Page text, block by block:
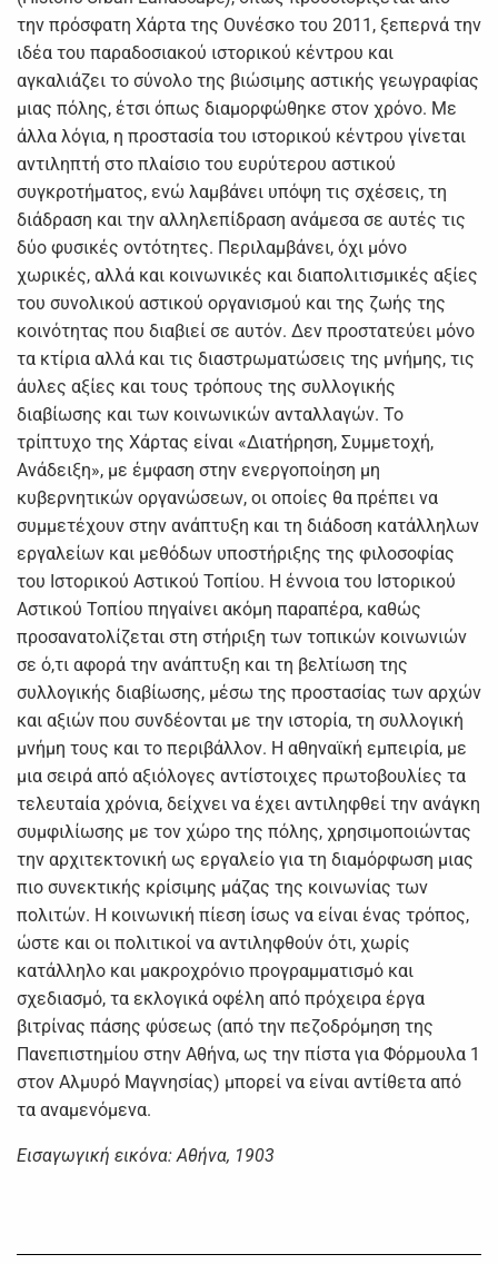
την πρόσφατη Χάρτα της Ουνέσκο του 2011, ξεπερνά την
ιδέα του παραδοσιακού ιστορικού κέντρου και
αγκαλιάζει το σύνολο της βιώσιμης αστικής γεωγραφίας
μιας πόλης, έτσι όπως διαμορφώθηκε στον χρόνο. Με
άλλα λόγια, η προστασία του ιστορικού κέντρου γίνεται
αντιληπτή στο πλαίσιο του ευρύτερου αστικού
συγκροτήματος, ενώ λαμβάνει υπόψη τις σχέσεις, τη
διάδραση και την αλληλεπίδραση ανάμεσα σε αυτές τις
δύο φυσικές οντότητες. Περιλαμβάνει, όχι μόνο
χωρικές, αλλά και κοινωνικές και διαπολιτισμικές αξίες
του συνολικού αστικού οργανισμού και της ζωής της
κοινότητας που διαβιεί σε αυτόν. Δεν προστατεύει μόνο
τα κτίρια αλλά και τις διαστρωματώσεις της μνήμης, τις
άυλες αξίες και τους τρόπους της συλλογικής
διαβίωσης και των κοινωνικών ανταλλαγών. Το
τρίπτυχο της Χάρτας είναι «Διατήρηση, Συμμετοχή,
Ανάδειξη», με έμφαση στην ενεργοποίηση μη
κυβερνητικών οργανώσεων, οι οποίες θα πρέπει να
συμμετέχουν στην ανάπτυξη και τη διάδοση κατάλληλων
εργαλείων και μεθόδων υποστήριξης της φιλοσοφίας
του Ιστορικού Αστικού Τοπίου. Η έννοια του Ιστορικού
Αστικού Τοπίου πηγαίνει ακόμη παραπέρα, καθώς
προσανατολίζεται στη στήριξη των τοπικών κοινωνιών
σε ό,τι αφορά την ανάπτυξη και τη βελτίωση της
συλλογικής διαβίωσης, μέσω της προστασίας των αρχών
και αξιών που συνδέονται με την ιστορία, τη συλλογική
μνήμη τους και το περιβάλλον. Η αθηναϊκή εμπειρία, με
μια σειρά από αξιόλογες αντίστοιχες πρωτοβουλίες τα
τελευταία χρόνια, δείχνει να έχει αντιληφθεί την ανάγκη
συμφιλίωσης με τον χώρο της πόλης, χρησιμοποιώντας
την αρχιτεκτονική ως εργαλείο για τη διαμόρφωση μιας
πιο συνεκτικής κρίσιμης μάζας της κοινωνίας των
πολιτών. Η κοινωνική πίεση ίσως να είναι ένας τρόπος,
ώστε και οι πολιτικοί να αντιληφθούν ότι, χωρίς
κατάλληλο και μακροχρόνιο προγραμματισμό και
σχεδιασμό, τα εκλογικά οφέλη από πρόχειρα έργα
βιτρίνας πάσης φύσεως (από την πεζοδρόμηση της
Πανεπιστημίου στην Αθήνα, ως την πίστα για Φόρμουλα 1
στον Αλμυρό Μαγνησίας) μπορεί να είναι αντίθετα από
τα αναμενόμενα.
Εισαγωγική εικόνα: Αθήνα, 1903